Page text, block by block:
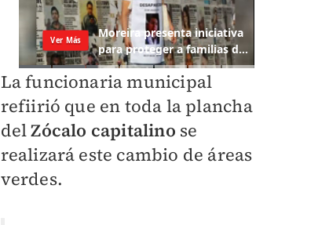
La funcionaria municipal
refiirió que en toda la plancha
delZócalo capitalino se
realizará este cambio de áreas
verdes.